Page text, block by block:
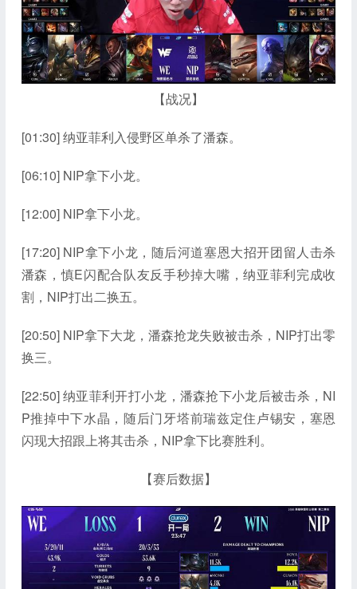
【战况】
[01:30] 纳亚菲利入侵野区单杀了潘森。
[06:10] NIP拿下小龙。
[12:00] NIP拿下小龙。
[17:20] NIP拿下小龙，随后河道塞恩大招开团留人击杀
潘森，慎E闪配合队友反手秒掉大嘴，纳亚菲利完成收
割，NIP打出二换五。
[20:50] NIP拿下大龙，潘森抢龙失败被击杀，NIP打出零
换三。
[22:50] 纳亚菲利开打小龙，潘森抢下小龙后被击杀，NI
P推掉中下水晶，随后门牙塔前瑞兹定住卢锡安，塞恩
闪现大招跟上将其击杀，NIP拿下比赛胜利。
【赛后数据】